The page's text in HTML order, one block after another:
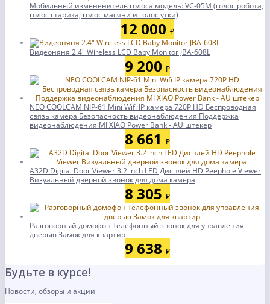
Мобильный измененитель голоса модель: VC-05M (голос робота,
голос старика, голос масяни и голос утки)
12 000 ₽
Видеоняня 2.4" Wireless LCD Baby Monitor JBA-608L
9 200 ₽
NEO COOLCAM NIP-61 Mini Wifi IP камера 720P HD Беспроводная
связь камера Безопасность видеонаблюдения Поддержка
видеонаблюдения MI XIAO Power Bank - AU штекер
8 661 ₽
A32D Digital Door Viewer 3.2 inch LED Дисплей HD Peephole Viewer
Визуальный дверной звонок для дома камера
8 305 ₽
Разговорный домофон Телефонный звонок для управления
дверью Замок для квартир
9 638 ₽
Будьте в курсе!
Новости, обзоры и акции